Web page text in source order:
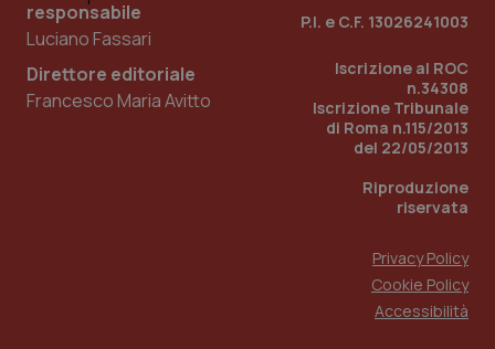
responsabile
Luciano Fassari
Direttore editoriale
Francesco Maria Avitto
P.I. e C.F. 13026241003
Iscrizione al ROC
n.34308
Iscrizione Tribunale
di Roma n.115/2013
del 22/05/2013
Riproduzione
riservata
Privacy Policy
Cookie Policy
Accessibilità
.quotidianosanita.it
1
mese